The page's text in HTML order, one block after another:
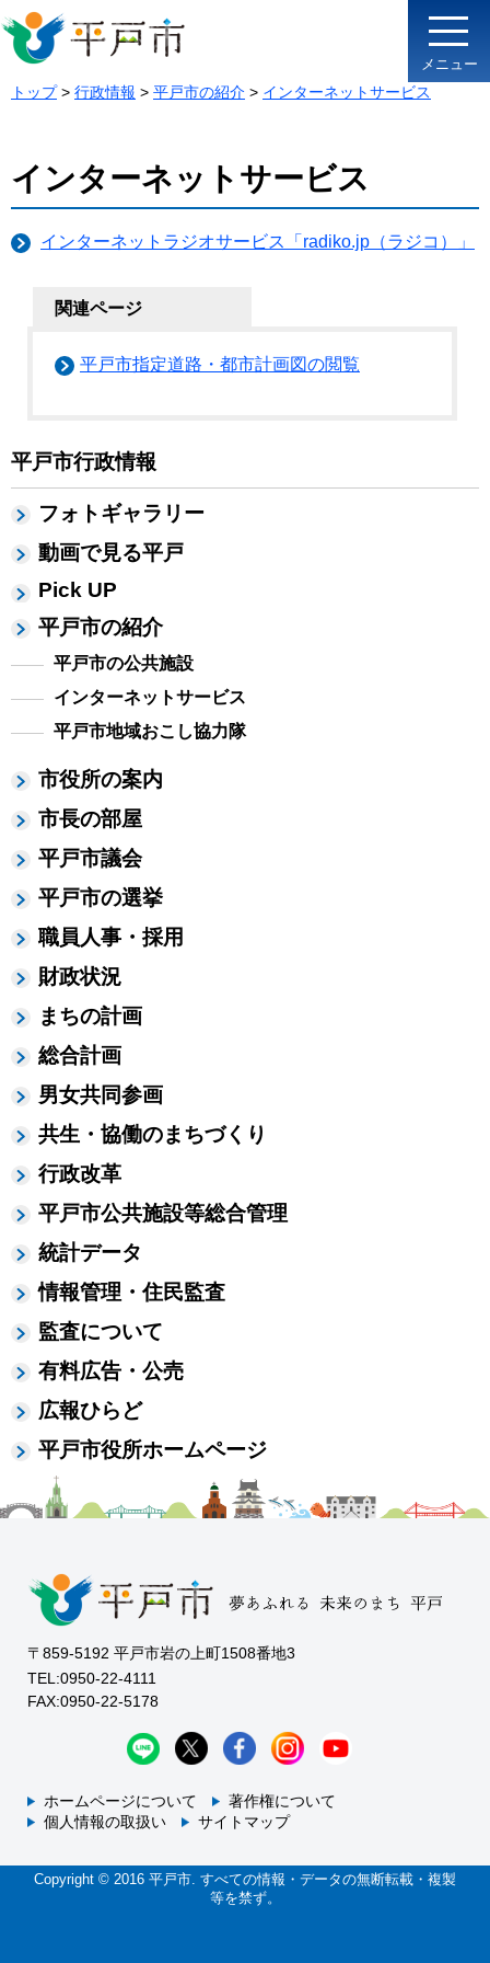
メニュー
トップ> 行政情報 > 平戸市の紹介 > インターネットサービス
平戸市行政情報
フォトギャラリー
動画で見る平戸
Pick UP
平戸市の紹介
平戸市の公共施設
インターネットサービス
平戸市地域おこし協力隊
市役所の案内
市長の部屋
平戸市議会
平戸市の選挙
職員人事・採用
財政状況
まちの計画
総合計画
男女共同参画
共生・協働のまちづくり
行政改革
平戸市公共施設等総合管理
統計データ
情報管理・住民監査
監査について
有料広告・公売
広報ひらど
平戸市役所ホームページ
インターネットサービス
インターネットラジオサービス「radiko.jp（ラジコ）」
関連ページ
平戸市指定道路・都市計画図の閲覧
〒859-5192 平戸市岩の上町1508番地3
TEL:0950-22-4111
FAX:0950-22-5178
ホームページについて
著作権について
個人情報の取扱い
サイトマップ
Copyright © 2016 平戸市. すべての情報・データの無断転載・複製
等を禁ず。